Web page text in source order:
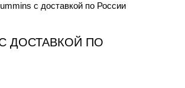
с доставкой по России
С ДОСТАВКОЙ ПО